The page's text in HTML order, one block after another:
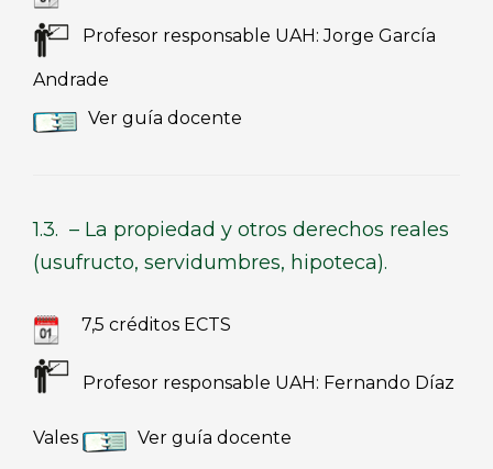
Profesor responsable UAH: Jorge García
Andrade
Ver guía docente
1.3. – La propiedad y otros derechos reales
(usufructo, servidumbres, hipoteca).
7,5 créditos ECTS
Profesor responsable UAH: Fernando Díaz
Vales Ver guía docente